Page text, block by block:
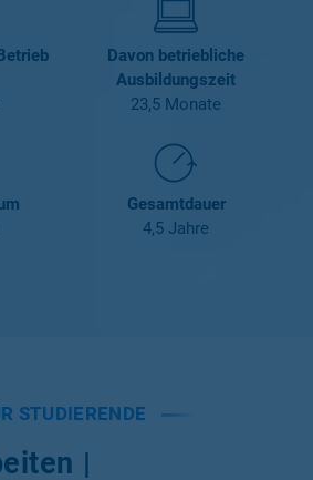
Davon betriebliche
Ausbildungszeit
23,5 Monate
Gesamtdauer
4,5 Jahre
STUDIERENDE
|